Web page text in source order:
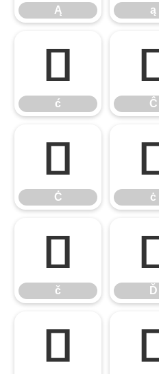
Ą ą
ć
ć Ĉ
Ċ
Ċ ċ
č
č Ď
Đ